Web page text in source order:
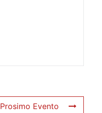
Prosimo Evento